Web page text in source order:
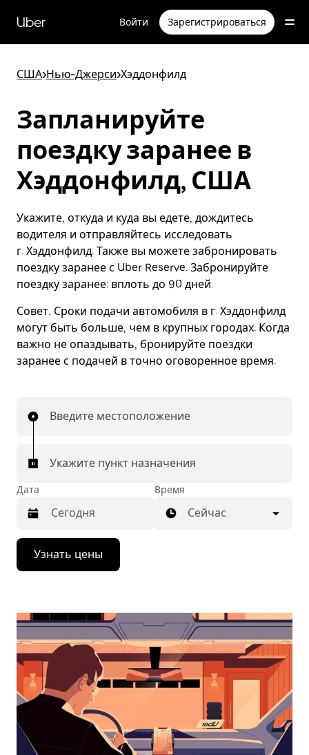
перейти
к
Uber Войти Зарегистрироваться
США>Нью-Джерси>Хэддонфилд
Запланируйте
поездку заранее в
Хэддонфилд, США
Укажите, откуда и куда вы едете, дождитесь
водителя и отправляйтесь исследовать
г. Хэддонфилд. Также вы можете забронировать
поездку заранее с Uber Reserve. Забронируйте
поездку заранее: вплоть до 90 дней.
Совет. Сроки подачи автомобиля в г. Хэддонфилд
могут быть больше, чем в крупных городах. Когда
важно не опаздывать, бронируйте поездки
заранее с подачей в точно оговоренное время.
Введите местоположение
Укажите пункт назначения
Дата
Нажмите
стрелку
вниз,
календарю
выбрать
дату.
Чтобы
закрыть
календарь,
нажмите
Esc.
Время
Сейчас
Узнать цены